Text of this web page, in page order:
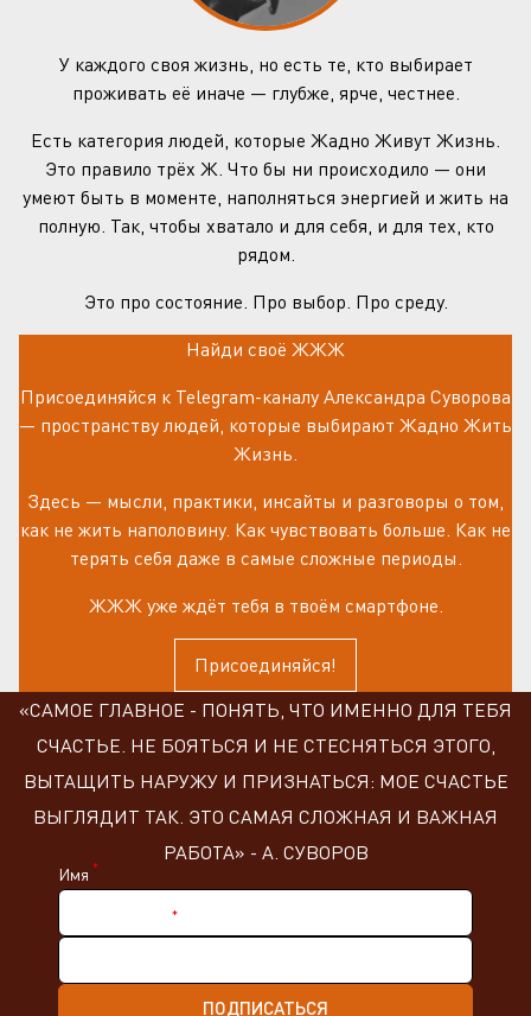
У каждого своя жизнь, но есть те, кто выбирает
проживать её иначе — глубже, ярче, честнее.
Есть категория людей, которые Жадно Живут Жизнь.
Это правило трёх Ж. Что бы ни происходило — они
умеют быть в моменте, наполняться энергией и жить на
полную. Так, чтобы хватало и для себя, и для тех, кто
рядом.
Это про состояние. Про выбор. Про среду.
Найди своё ЖЖЖ
Присоединяйся к Telegram-каналу Александра Суворова
— пространству людей, которые выбирают Жадно Жить
Жизнь.
Здесь — мысли, практики, инсайты и разговоры о том,
как не жить наполовину. Как чувствовать больше. Как не
терять себя даже в самые сложные периоды.
ЖЖЖ уже ждёт тебя в твоём смартфоне.
Присоединяйся!
«САМОЕ ГЛАВНОЕ - ПОНЯТЬ, ЧТО ИМЕННО ДЛЯ ТЕБЯ
СЧАСТЬЕ. НЕ БОЯТЬСЯ И НЕ СТЕСНЯТЬСЯ ЭТОГО,
ВЫТАЩИТЬ НАРУЖУ И ПРИЗНАТЬСЯ: МОЕ СЧАСТЬЕ
ВЫГЛЯДИТ ТАК. ЭТО САМАЯ СЛОЖНАЯ И ВАЖНАЯ
РАБОТА» - А. СУВОРОВ
Имя *
*
ПОДПИСАТЬСЯ